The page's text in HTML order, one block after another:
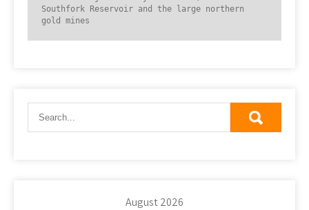
Southfork Reservoir and the large northern
gold mines
August 2026